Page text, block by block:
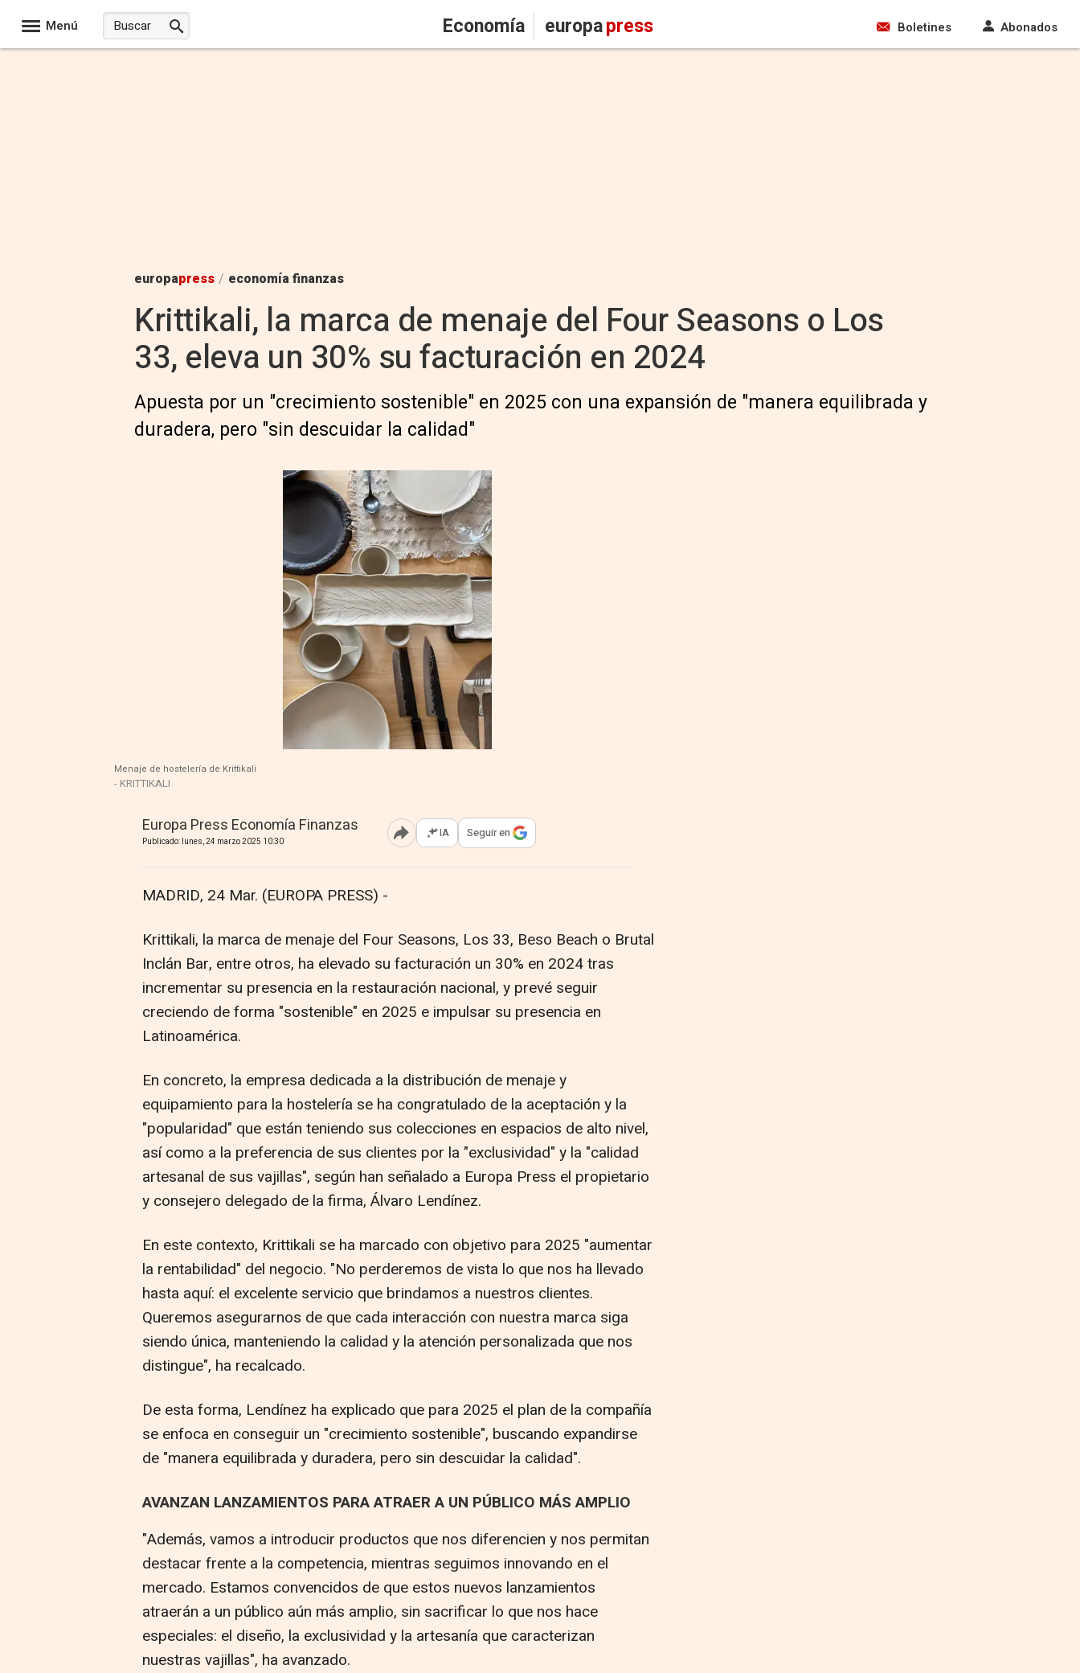
Menú Economía europapress Boletines Abonados
europapress / economía finanzas
Krittikali, la marca de menaje del Four Seasons o Los
33, eleva un 30% su facturación en 2024
Apuesta por un "crecimiento sostenible" en 2025 con una expansión de "manera equilibrada y
duradera, pero "sin descuidar la calidad"
Menaje de hostelería de Krittikali
- KRITTIKALI
Europa Press Economía Finanzas
Publicado: lunes, 24 marzo 2025 10:30 Abrir opciones para compartir
IA Seguir en
MADRID, 24 Mar. (EUROPA PRESS) -
Krittikali, la marca de menaje del Four Seasons, Los 33, Beso Beach o Brutal
Inclán Bar, entre otros, ha elevado su facturación un 30% en 2024 tras
incrementar su presencia en la restauración nacional, y prevé seguir
creciendo de forma "sostenible" en 2025 e impulsar su presencia en
Latinoamérica.
En concreto, la empresa dedicada a la distribución de menaje y
equipamiento para la hostelería se ha congratulado de la aceptación y la
"popularidad" que están teniendo sus colecciones en espacios de alto nivel,
así como a la preferencia de sus clientes por la "exclusividad" y la "calidad
artesanal de sus vajillas", según han señalado a Europa Press el propietario
y consejero delegado de la firma, Álvaro Lendínez.
En este contexto, Krittikali se ha marcado con objetivo para 2025 "aumentar
la rentabilidad" del negocio. "No perderemos de vista lo que nos ha llevado
hasta aquí: el excelente servicio que brindamos a nuestros clientes.
Queremos asegurarnos de que cada interacción con nuestra marca siga
siendo única, manteniendo la calidad y la atención personalizada que nos
distingue", ha recalcado.
De esta forma, Lendínez ha explicado que para 2025 el plan de la compañía
se enfoca en conseguir un "crecimiento sostenible", buscando expandirse
de "manera equilibrada y duradera, pero sin descuidar la calidad".
AVANZAN LANZAMIENTOS PARA ATRAER A UN PÚBLICO MÁS AMPLIO
"Además, vamos a introducir productos que nos diferencien y nos permitan
destacar frente a la competencia, mientras seguimos innovando en el
mercado. Estamos convencidos de que estos nuevos lanzamientos
atraerán a un público aún más amplio, sin sacrificar lo que nos hace
especiales: el diseño, la exclusividad y la artesanía que caracterizan
nuestras vajillas", ha avanzado.